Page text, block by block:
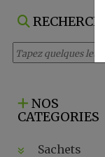
RECHERCHE
NOS
CATEGORIES
Sachets